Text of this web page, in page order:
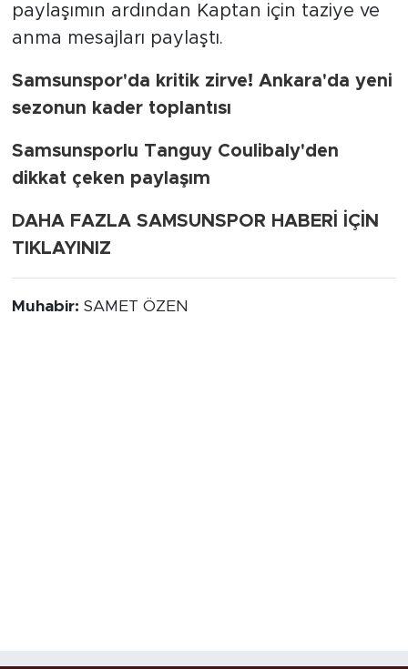
paylaşımın ardından Kaptan için taziye ve
anma mesajları paylaştı.
Samsunspor'da kritik zirve! Ankara'da yeni
sezonun kader toplantısı
Samsunsporlu Tanguy Coulibaly'den
dikkat çeken paylaşım
DAHA FAZLA SAMSUNSPOR HABERİ İÇİN
TIKLAYINIZ
Muhabir: SAMET ÖZEN